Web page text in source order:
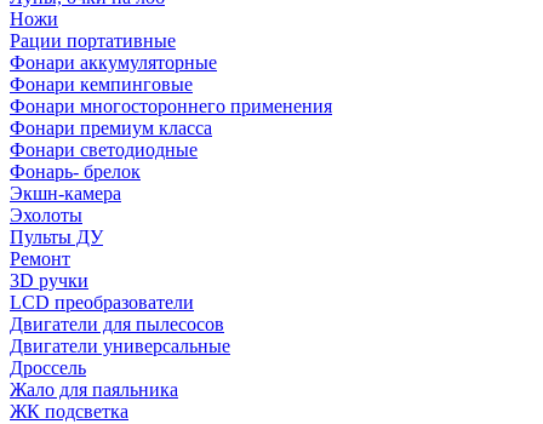
Ножи
Рации портативные
Фонари аккумуляторные
Фонари кемпинговые
Фонари многостороннего применения
Фонари премиум класса
Фонари светодиодные
Фонарь- брелок
Экшн-камера
Эхолоты
Пульты ДУ
Ремонт
3D ручки
LCD преобразователи
Двигатели для пылесосов
Двигатели универсальные
Дроссель
Жало для паяльника
ЖК подсветка